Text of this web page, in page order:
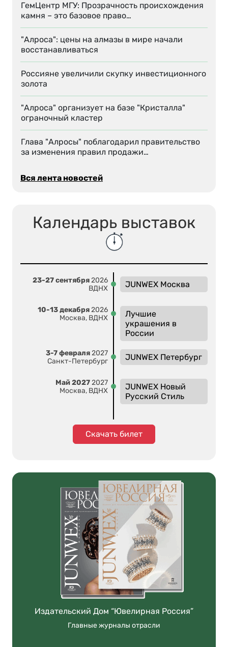
ГемЦентр МГУ: Прозрачность происхождения
камня – это базовое право…
"Алроса": цены на алмазы в мире начали
восстанавливаться
Россияне увеличили скупку инвестиционного
золота
"Алроса" организует на базе "Кристалла"
ограночный кластер
Глава "Алросы" поблагодарил правительство
за изменения правил продажи…
Вся лента новостей
Календарь выставок
23-27 сентября2026
ВДНХ
JUNWEX Москва
10-13 декабря2026
Москва, ВДНХ
Лучшие
украшения в
России
3-7 февраля2027
Санкт-Петербург
JUNWEX Петербург
Май 20272027
Москва, ВДНХ
JUNWEX Новый
Русский Стиль
Скачать билет
Издательский Дом “Ювелирная Россия”
Главные журналы отрасли